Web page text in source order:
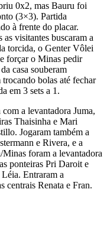
0x2, mas Bauru foi
(3×3). Partida
à frente do placar.
visitantes buscaram a
torcida, o Genter Vôlei
forçar o Minas pedir
casa souberam
bolas até fechar
em 3 sets a 1.
a levantadora Juma,
Thaisinha e Mari
Jogaram também a
e Rivera, e a
foram a levantadora
ponteiras Pri Daroit e
Entraram a
centrais Renata e Fran.